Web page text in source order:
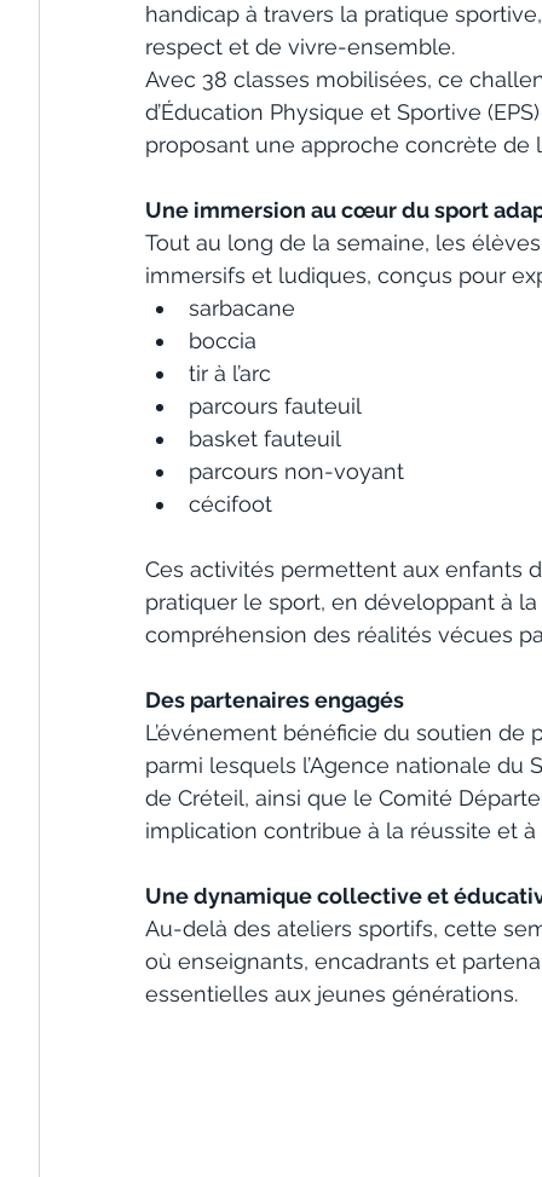
handicap à travers la pratique
respect et de vivre-ensemble.
Avec 38 classes mobilisées, ce
d’Éducation Physique et Sportive
proposant une approche concrète de
Une immersion au cœur du sport
Tout au long de la semaine, les
immersifs et ludiques, conçus pour
sarbacane
boccia
tir à l’arc
parcours fauteuil
basket fauteuil
parcours non-voyant
cécifoot
Ces activités permettent aux enfants
pratiquer le sport, en développant à
compréhension des réalités vécues
Des partenaires engagés
L’événement bénéficie du soutien
parmi lesquels l’Agence nationale
de Créteil, ainsi que le Comité
implication contribue à la réussite et
Une dynamique collective et
Au-delà des ateliers sportifs, cette
où enseignants, encadrants et
essentielles aux jeunes générations.